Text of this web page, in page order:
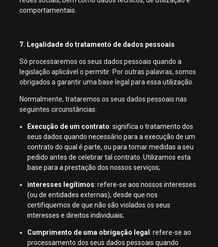
comportamentais.
7. Legalidade do tratamento de dados pessoais
Só processaremos os seus dados pessoais quando a
legislação aplicável o permitir. Por outras palavras, somos
obrigados a garantir uma base legal para essa utilização.
Normalmente, trataremos os seus dados pessoais nas
seguintes circunstâncias:
Execução de um contrato: significa o tratamento dos
seus dados quando necessário para a execução de um
contrato do qual é parte, ou para tomar medidas a seu
pedido antes de celebrar tal contrato. Utilizamos esta
base para a prestação dos nossos serviços;
interesses legítimos: refere-se aos nossos interesses
(ou de entidades externas), desde que nos
certifiquemos de que não são violados os seus
interesses e direitos individuais;
Cumprimento de uma obrigação legal : refere-se ao
processamento dos seus dados pessoais quando